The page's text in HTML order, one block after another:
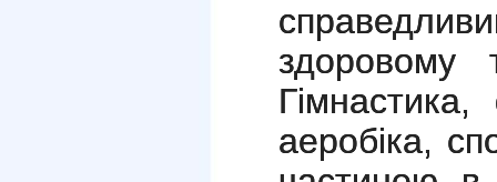
здоровому
аеробіка,